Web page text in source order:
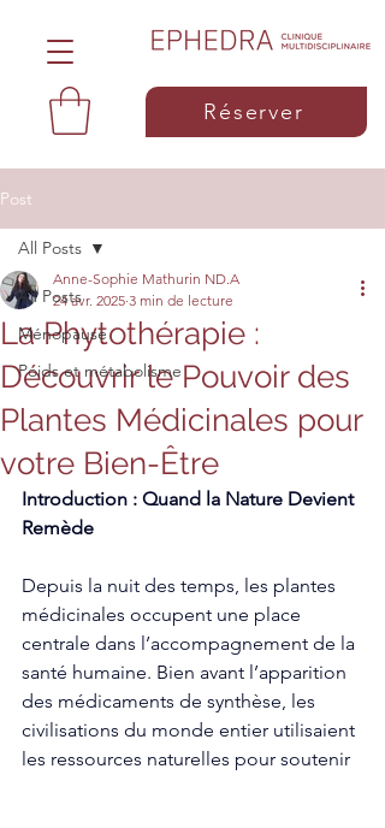
Réserver
Post
All Posts
Ménopause
Poids et métabolisme
All Posts
La Phytothérapie :
Découvrir le Pouvoir des
Plantes Médicinales pour
votre Bien-Être
Anne-Sophie Mathurin ND.A
24 avr. 2025 3 min de lecture
Introduction : Quand la Nature Devient
Remède
Depuis la nuit des temps, les plantes
médicinales occupent une place
centrale dans l’accompagnement de la
santé humaine. Bien avant l’apparition
des médicaments de synthèse, les
civilisations du monde entier utilisaient
les ressources naturelles pour soutenir